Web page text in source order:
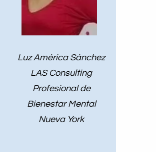
Luz América Sánchez
LAS Consulting
Profesional de
Bienestar Mental
Nueva York